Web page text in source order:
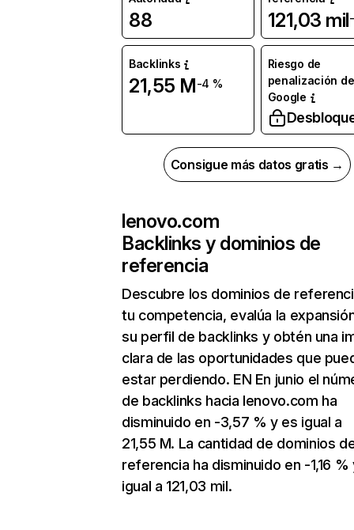
88 121,03 mil
Backlinks
21,55 M-4 %
Riesgo de
penalización de
Google
Consigue más datos gratis →
lenovo.com
Backlinks y dominios de
referencia
Descubre los dominios de
tu competencia, evalúa la
su perfil de backlinks y obtén una
clara de las oportunidades que
estar perdiendo. EN En junio el
de backlinks hacia lenovo.com ha
disminuido en -3,57 % y es igual a
21,55 M. La cantidad de dominios
referencia ha disminuido en -1,16 %
igual a 121,03 mil.